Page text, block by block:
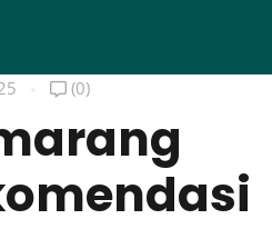
(0)